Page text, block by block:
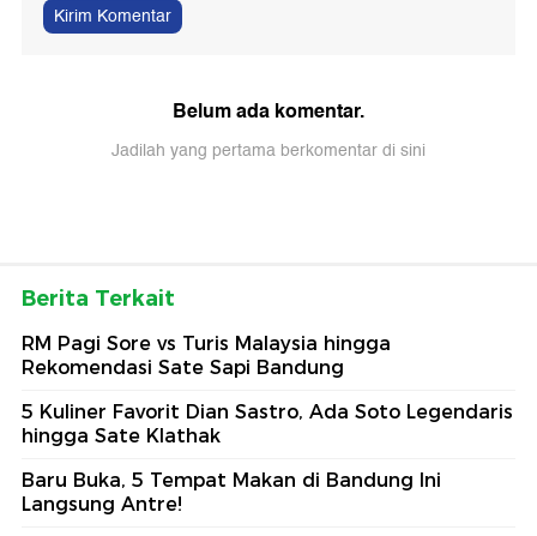
Kirim Komentar
Belum ada komentar.
Jadilah yang pertama berkomentar di sini
Berita Terkait
RM Pagi Sore vs Turis Malaysia hingga
Rekomendasi Sate Sapi Bandung
5 Kuliner Favorit Dian Sastro, Ada Soto Legendaris
hingga Sate Klathak
Baru Buka, 5 Tempat Makan di Bandung Ini
Langsung Antre!